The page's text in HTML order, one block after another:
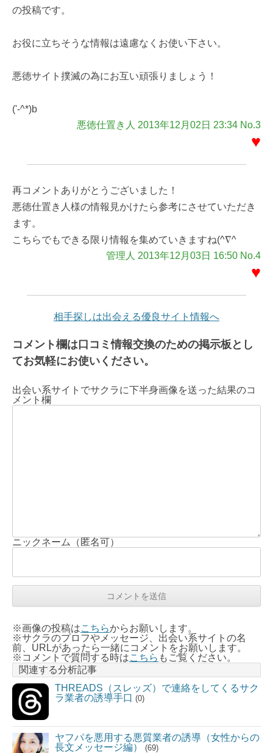
の投稿です。
お役に立ちそうな情報は遠慮なくお使い下さい。
悪徳サイト撲滅の為にお互い頑張りましょう！
('-^*)b
悪徳仕置き人 2013年12月02日 23:34 No.3
♥
再コメントありがとうございました！
悪徳仕置き人様の情報見かけたら参考にさせていただき
ます。
こちらでもできる限り情報を集めていきますね(^∇^ゞ
管理人 2013年12月03日 16:50 No.4
♥
相手探しは出会える優良サイト情報へ
コメント欄は口コミ情報交換のための掲示板とし
てお気軽にお使いください。
出会い系サイトでサクラに下半身画像を送った結果のコ
メント欄
ニックネーム（匿名可）
※画像の投稿はこちらからお願いします。
※サクラのプロフやメッセージ、出会い系サイトの名
前、URLがあったら一緒にコメントをお願いします。
※コメントで質問する時はこちら もご覧ください。
関連する分析記事
THREADS（スレッズ）で連絡をしてくるサク
ラ業者の誘導手口 (0)
ヤフパを悪用する悪質業者の誘導（女性からの
長文メッセージ編）
(69)